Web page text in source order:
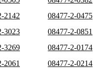
2142
08477-2-0475
3023
08477-2-0851
3269
08477-2-0174
2061
08477-2-0214